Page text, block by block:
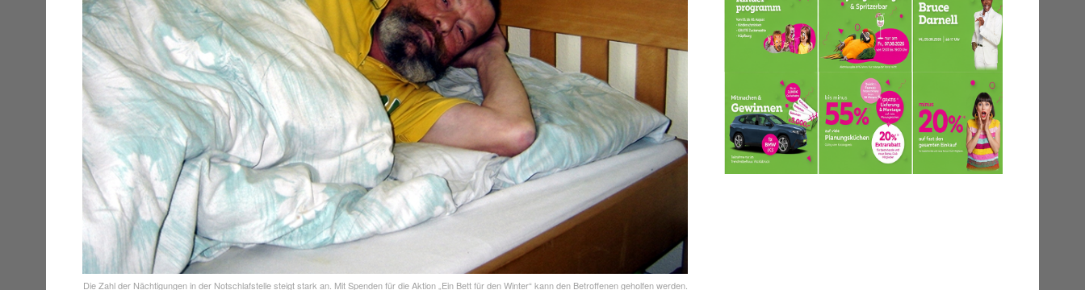
Die Zahl der Nächtigungen in der Notschlafstelle steigt stark an. Mit Spenden für die Aktion „Ein Bett für den Winter“ kann den Betroffenen geholfen werden.